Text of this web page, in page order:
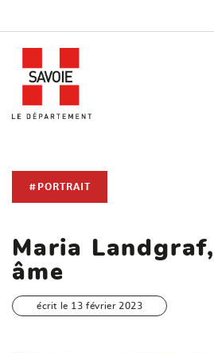
#PORTRAIT
Maria
âme
écrit le 13 février 2023